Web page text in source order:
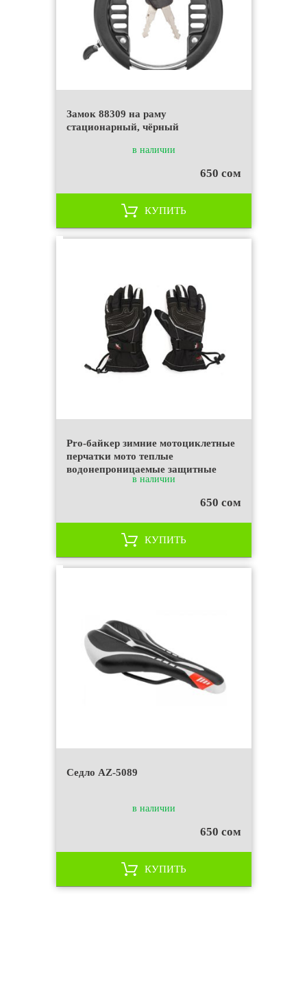
Замок 88309 на раму
стационарный, чёрный
в наличии
650 сом
КУПИТЬ
Pro-байкер зимние мотоциклетные
перчатки мото теплые
водонепроницаемые защитные
в наличии
650 сом
КУПИТЬ
Седло AZ-5089
в наличии
650 сом
КУПИТЬ